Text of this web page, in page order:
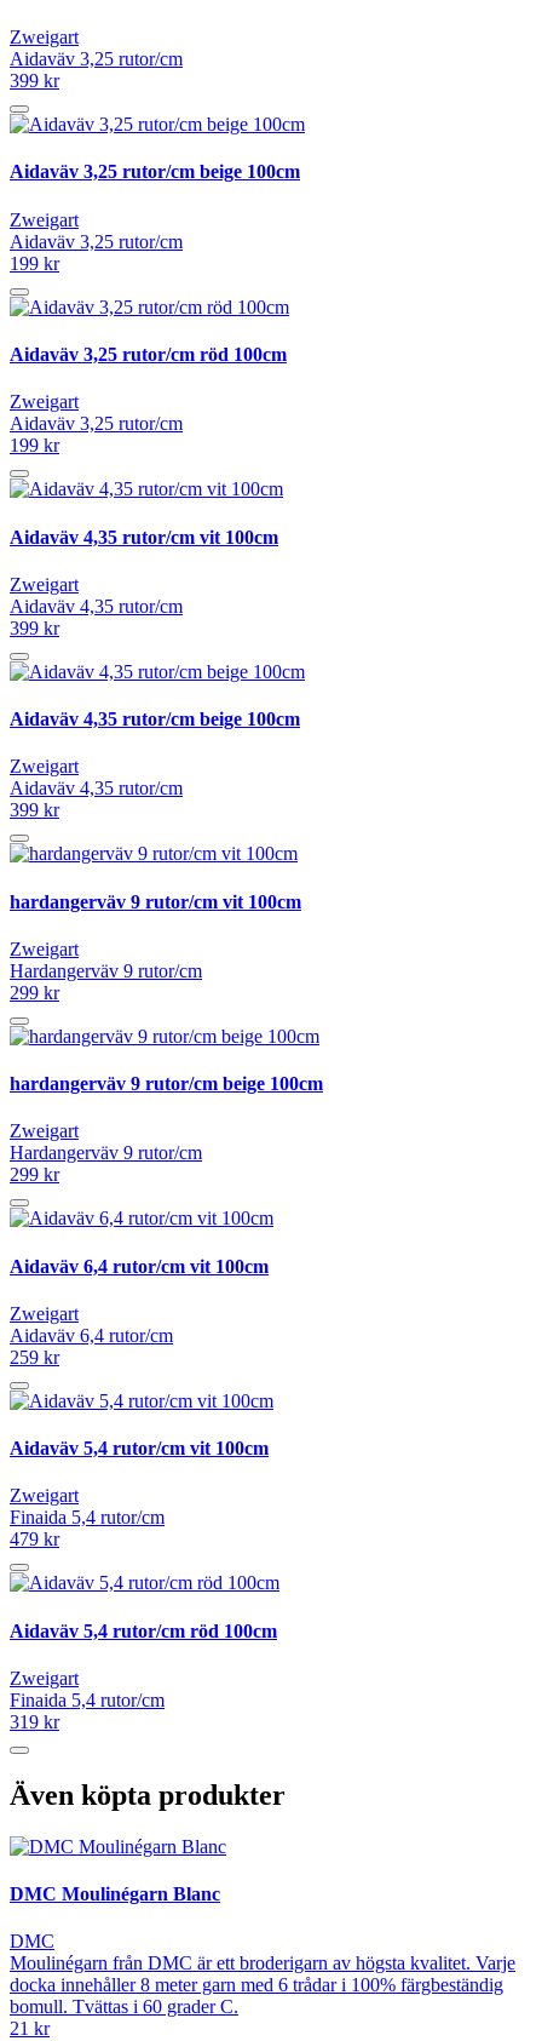
Zweigart
Aidaväv 3,25 rutor/cm
399 kr
Aidaväv 3,25 rutor/cm beige 100cm
Zweigart
Aidaväv 3,25 rutor/cm
199 kr
Aidaväv 3,25 rutor/cm röd 100cm
Zweigart
Aidaväv 3,25 rutor/cm
199 kr
Aidaväv 4,35 rutor/cm vit 100cm
Zweigart
Aidaväv 4,35 rutor/cm
399 kr
Aidaväv 4,35 rutor/cm beige 100cm
Zweigart
Aidaväv 4,35 rutor/cm
399 kr
hardangerväv 9 rutor/cm vit 100cm
Zweigart
Hardangerväv 9 rutor/cm
299 kr
hardangerväv 9 rutor/cm beige 100cm
Zweigart
Hardangerväv 9 rutor/cm
299 kr
Aidaväv 6,4 rutor/cm vit 100cm
Zweigart
Aidaväv 6,4 rutor/cm
259 kr
Aidaväv 5,4 rutor/cm vit 100cm
Zweigart
Finaida 5,4 rutor/cm
479 kr
Aidaväv 5,4 rutor/cm röd 100cm
Zweigart
Finaida 5,4 rutor/cm
319 kr
Även köpta produkter
DMC Moulinégarn Blanc
DMC
Moulinégarn från DMC är ett broderigarn av högsta kvalitet. Varje
docka innehåller 8 meter garn med 6 trådar i 100% färgbeständig
bomull. Tvättas i 60 grader C.
21 kr